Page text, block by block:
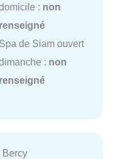
: non
renseigné
Spa de Siam ouvert
: non
renseigné
Bercy